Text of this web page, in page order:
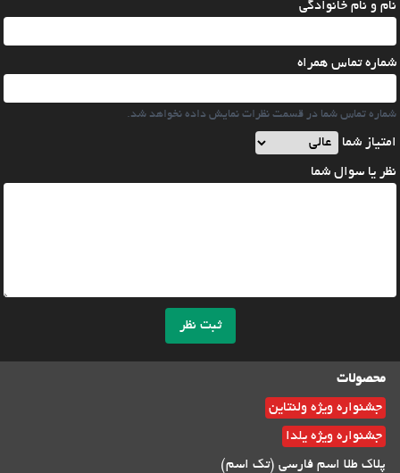
نام و نام خانوادگی
شماره تماس همراه
شماره تماس شما در قسمت نظرات نمایش داده نخواهد شد.
امتیاز شما
نظر یا سوال شما
ثبت نظر
محصولات
جشنواره ویژه ولنتاین
جشنواره ویژه یلدا
پلاک طلا اسم فارسی (تک اسم)